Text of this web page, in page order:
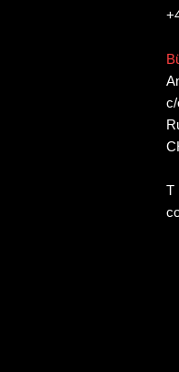
T